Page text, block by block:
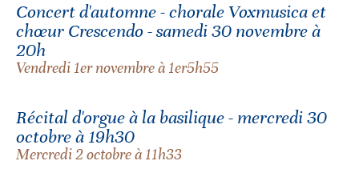
Concert d'automne - chorale Voxmusica et
chœur Crescendo - samedi 30 novembre à
20h
Vendredi 1er novembre à 1er5h55
Récital d'orgue à la basilique - mercredi 30
octobre à 19h30
Mercredi 2 octobre à 11h33